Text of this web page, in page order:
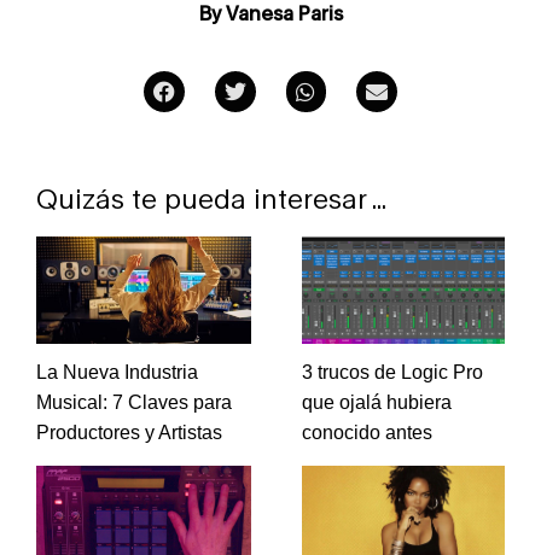
By Vanesa Paris
Quizás te pueda interesar ...
La Nueva Industria
Musical: 7 Claves para
Productores y Artistas
3 trucos de Logic Pro
que ojalá hubiera
conocido antes